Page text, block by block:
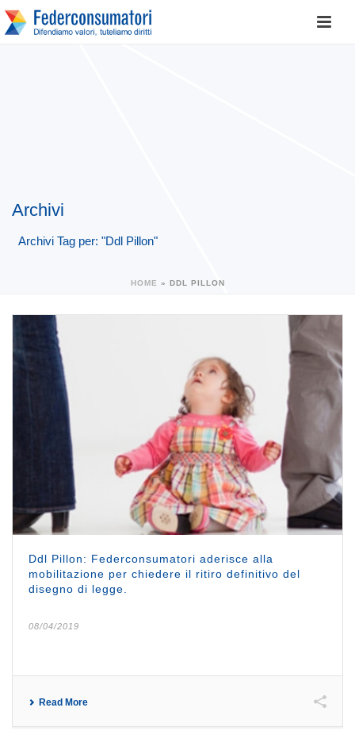
Archivi
Archivi Tag per: "Ddl Pillon"
HOME » DDL PILLON
Ddl Pillon: Federconsumatori aderisce alla
mobilitazione per chiedere il ritiro definitivo del
disegno di legge.
08/04/2019
Read More